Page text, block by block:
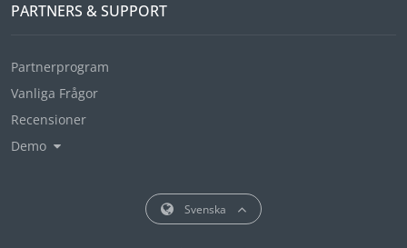
PARTNERS & SUPPORT
Partnerprogram
Vanliga Frågor
Recensioner
Demo
Svenska